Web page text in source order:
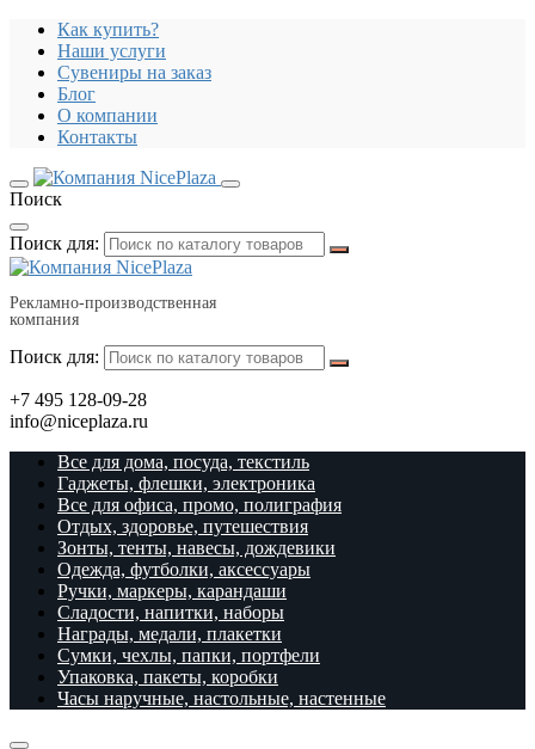
Как купить?
Наши услуги
Сувениры на заказ
Блог
О компании
Контакты
Поиск
Поиск для:
Рекламно-производственная
компания
Поиск для:
+7 495 128-09-28
info@niceplaza.ru
Все для дома, посуда, текстиль
Гаджеты, флешки, электроника
Все для офиса, промо, полиграфия
Отдых, здоровье, путешествия
Зонты, тенты, навесы, дождевики
Одежда, футболки, аксессуары
Ручки, маркеры, карандаши
Сладости, напитки, наборы
Награды, медали, плакетки
Сумки, чехлы, папки, портфели
Упаковка, пакеты, коробки
Часы наручные, настольные, настенные